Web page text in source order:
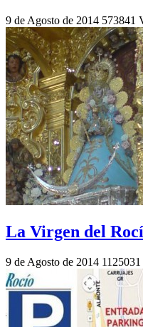
9 de Agosto de 2014 573841
La Virgen del
9 de Agosto de 2014